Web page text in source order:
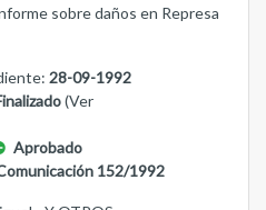
sobre daños en Represa
28-09-1992
(Ver
Aprobado
152/1992